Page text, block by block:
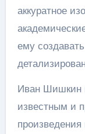
аккуратное
ему
Иван Шишкин
известным и